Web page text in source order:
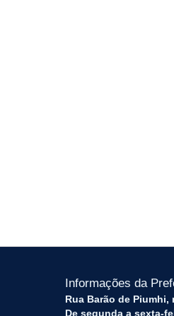
Informações da
Rua Barão de Piumhi,
De segunda a sexta-